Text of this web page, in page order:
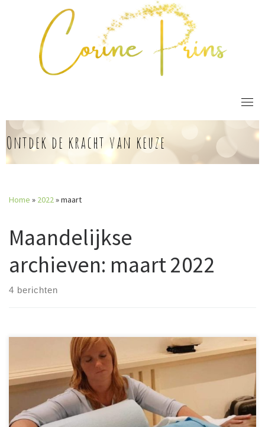
Ontdek de kracht van keuze
Home » 2022»maart
Maandelijkse
archieven: maart 2022
4 berichten
Als kind zijnde had een verjaardag, feestje of bijeenkomst 2
kanten voor mij.. De ‘JA leuk!!’
En de ‘ ik hoop niet dat ik me
daarna dan wéér zo beroerd voel..’
Wat ik nu wel weet en